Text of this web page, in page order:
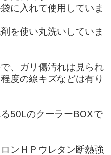
に入れて使用していま
を使い丸洗いしていま
、ガリ傷汚れは見られ
度の線キズなどは有り
50LのクーラーBOXで
ンＨＰウレタン断熱強